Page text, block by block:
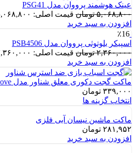
عینک هوشمند پرووان مدل PSG41
۵,۰۶۸,۸۰۰ تومان قیمت اصلی: ۵,۰۶۸,۸۰۰ تومان بود.
افزودن به سبد خرید
٪16
اسپیکر بلوتوثی پرووان مدل PSB4506
۲,۳۶۰,۰۰۰ تومان قیمت اصلی: ۲,۳۶۰,۰۰۰ تومان بود.
افزودن به سبد خرید
ماکت گجت دکوری معلق شناور مدل Love
۳۳۹,۰۰۰ تومان
انتخاب گزینه ها
ماکت ماشین نیسان آبی فلزی
۲۸۱,۹۵۲ تومان
افزودن به سبد خرید